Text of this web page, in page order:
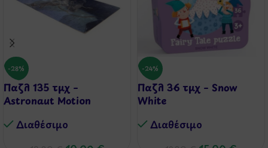
-28%
Παζλ 135 τμχ –
Astronaut Motion
Διαθέσιμo
-24%
Παζλ 36 τμχ – Snow
White
Διαθέσιμo